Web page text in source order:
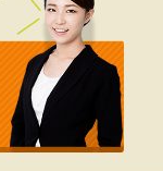
きる方を歓迎して
募ります。
しての知識を活か
迎します。
理業務を主軸に、支
だきます。